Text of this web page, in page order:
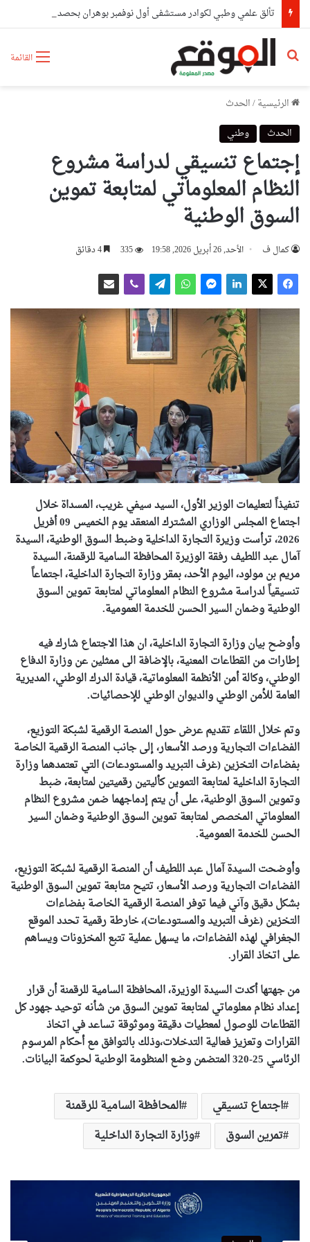
القائمة بحث عن
الرئيسية/الحدث
الحدث
وطني
إجتماع تنسيقي لدراسة مشروع
النظام المعلوماتي لمتابعة تموين
السوق الوطنية
كمال ف الأحد, 26 أبريل 2026, 19:58 335
تنفيذاًلتعليمات الوزير الأول، السيد سيفي غريب، المسداة خلال
اجتماع المجلس الوزاري المشترك المنعقد يوم الخميس 09 أفريل
2026، ترأست وزيرة التجارة الداخلية وضبط السوق الوطنية، السيدة
آمال عبد اللطيف رفقة الوزيرة المحافظة السامية للرقمنة، السيدة
مريم بن مولود، اليوم الأحد، بمقر وزارة التجارة الداخلية، اجتماعاً
تنسيقياً لدراسة مشروع النظام المعلوماتي لمتابعة تموين السوق
الوطنية وضمان السير الحسن للخدمة العمومية.
وأوضح بيان وزارة التجارة الداخلية، ان هذا الاجتماع شارك فيه
إطارات من القطاعات المعنية، بالإضافة الى ممثلين عن وزارة الدفاع
الوطني، وكالة أمن الأنظمة المعلوماتية، قيادة الدرك الوطني، المديرية
العامة للأمن الوطني والديوان الوطني للإحصائيات.
وتم خلال اللقاء تقديم عرض حول المنصة الرقمية لشبكة التوزيع،
الفضاءات التجارية ورصد الأسعار، إلى جانب المنصة الرقمية الخاصة
بفضاءات التخزين (غرف التبريد والمستودعات) التي تعتمدهما وزارة
التجارة الداخلية لمتابعة التموين كأليتين رقميتين لمتابعة، ضبط
وتموين السوق الوطنية، على أن يتم إدماجهما ضمن مشروع النظام
المعلوماتي المخصص لمتابعة تموين السوق الوطنية وضمان السير
الحسن للخدمة العمومية.
وأوضحت السيدة آمال عبد اللطيف أن المنصة الرقمية لشبكة التوزيع،
الفضاءات التجارية ورصد الأسعار، تتيح متابعة تموين السوق الوطنية
بشكل دقيق وآني فيما توفر المنصة الرقمية الخاصة بفضاءات
التخزين (غرف التبريد والمستودعات)، خارطة رقمية تحدد الموقع
الجغرافي لهذه الفضاءات، ما يسهل عملية تتبع المخزونات ويساهم
على اتخاذ القرار.
من جهتها أكدت السيدة الوزيرة، المحافظة السامية للرقمنة أن قرار
إعداد نظام معلوماتي لمتابعة تموين السوق من شأنه توحيد جهود كل
القطاعات للوصول لمعطيات دقيقة وموثوقة تساعد في اتخاذ
القرارات وتعزيز فعالية التدخلات،وذلك بالتوافق مع أحكام المرسوم
الرئاسي 25-320 المتضمن وضع المنظومة الوطنية لحوكمة البيانات.
اجتماع تنسيقي
المحافظة السامية للرقمنة
تمرين السوق
وزارة التجارة الداخلية